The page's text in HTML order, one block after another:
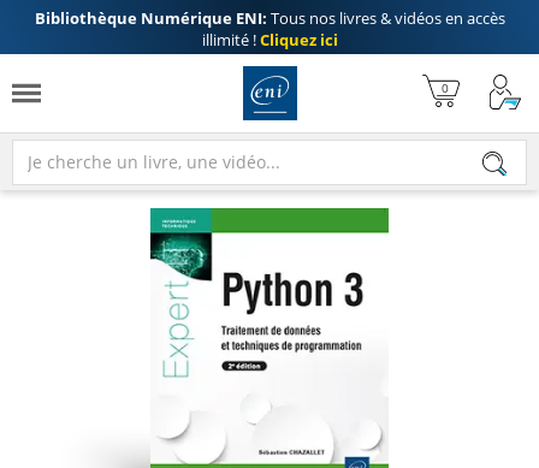
Bibliothèque Numérique ENI: Tous nos livres & vidéos en accès
illimité !Cliquez ici